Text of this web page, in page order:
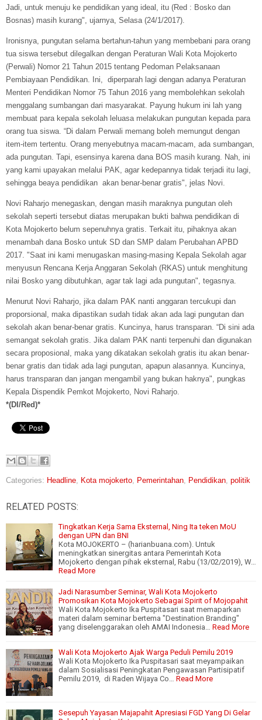
Jadi, untuk menuju ke pendidikan yang ideal, itu (Red : Bosko dan
Bosnas) masih kurang", ujarnya, Selasa (24/1/2017).
Ironisnya, pungutan selama bertahun-tahun yang membebani para orang
tua siswa tersebut dilegalkan dengan Peraturan Wali Kota Mojokerto
(Perwali) Nomor 21 Tahun 2015 tentang Pedoman Pelaksanaan
Pembiayaan Pendidikan. Ini, diperparah lagi dengan adanya Peraturan
Menteri Pendidikan Nomor 75 Tahun 2016 yang membolehkan sekolah
menggalang sumbangan dari masyarakat. Payung hukum ini lah yang
membuat para kepala sekolah leluasa melakukan pungutan kepada para
orang tua siswa. “Di dalam Perwali memang boleh memungut dengan
item-item tertentu. Orang menyebutnya macam-macam, ada sumbangan,
ada pungutan. Tapi, esensinya karena dana BOS masih kurang. Nah, ini
yang kami upayakan melalui PAK, agar kedepannya tidak terjadi itu lagi,
sehingga beaya pendidikan akan benar-benar gratis", jelas Novi.
Novi Raharjo menegaskan, dengan masih maraknya pungutan oleh
sekolah seperti tersebut diatas merupakan bukti bahwa pendidikan di
Kota Mojokerto belum sepenuhnya gratis. Terkait itu, pihaknya akan
menambah dana Bosko untuk SD dan SMP dalam Perubahan APBD
2017. "Saat ini kami menugaskan masing-masing Kepala Sekolah agar
menyusun Rencana Kerja Anggaran Sekolah (RKAS) untuk menghitung
nilai Bosko yang dibutuhkan, agar tak lagi ada pungutan", tegasnya.
Menurut Novi Raharjo, jika dalam PAK nanti anggaran tercukupi dan
proporsional, maka dipastikan sudah tidak akan ada lagi pungutan dan
sekolah akan benar-benar gratis. Kuncinya, harus transparan. “Di sini ada
semangat sekolah gratis. Jika dalam PAK nanti terpenuhi dan digunakan
secara proposional, maka yang dikatakan sekolah gratis itu akan benar-
benar gratis dan tidak ada lagi pungutan, apapun alasannya. Kuncinya,
harus transparan dan jangan mengambil yang bukan haknya", pungkas
Kepala Dispendik Pemkot Mojokerto, Novi Raharjo.
*(DI/Red)*
Categories: Headline Kota mojokerto Pemerintahan Pendidikan politik
RELATED POSTS:
Tingkatkan Kerja Sama Eksternal, Ning Ita teken MoU
dengan UPN dan BNI
Kota MOJOKERTO – (harianbuana.com). Untuk
meningkatkan sinergitas antara Pemerintah Kota
Mojokerto dengan pihak eksternal, Rabu (13/02/2019), W…
Read More
Jadi Narasumber Seminar, Wali Kota Mojokerto
Promosikan Kota Mojokerto Sebagai Spirit of Mojopahit
Wali Kota Mojokerto Ika Puspitasari saat memaparkan
materi dalam seminar bertema "Destination Branding"
yang diselenggarakan oleh AMAI Indonesia…
Read More
Wali Kota Mojokerto Ajak Warga Peduli Pemilu 2019
Wali Kota Mojokerto Ika Puspitasari saat meyampaikan
dalam Sosialisasi Peningkatan Pengawasan Partisipatif
Pemilu 2019, di Raden Wijaya Co…
Read More
Sesepuh Yayasan Majapahit Apresiasi FGD Yang Di Gelar